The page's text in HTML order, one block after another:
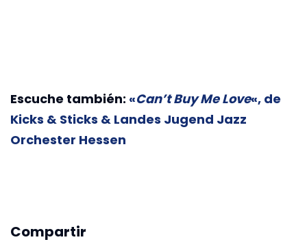
Escuche también: «Can’t Buy Me Love«, de
Kicks & Sticks & Landes Jugend Jazz
Orchester Hessen
Compartir